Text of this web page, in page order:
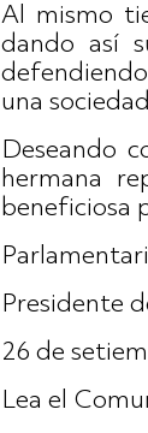
Al mismo
dando así
una
Deseando
hermana
beneficiosa
Presidente
26 de
Lea el